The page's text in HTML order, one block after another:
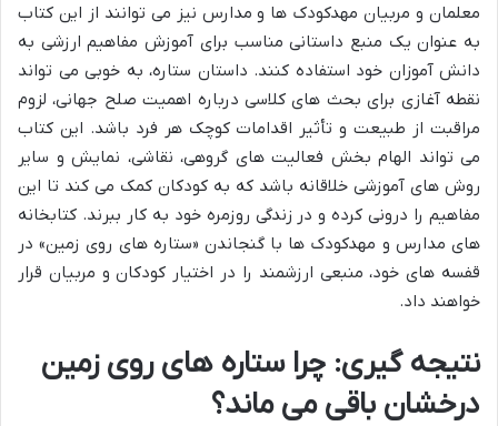
معلمان و مربیان مهدکودک ها و مدارس نیز می توانند از این کتاب
به عنوان یک منبع داستانی مناسب برای آموزش مفاهیم ارزشی به
دانش آموزان خود استفاده کنند. داستان ستاره، به خوبی می تواند
نقطه آغازی برای بحث های کلاسی درباره اهمیت صلح جهانی، لزوم
مراقبت از طبیعت و تأثیر اقدامات کوچک هر فرد باشد. این کتاب
می تواند الهام بخش فعالیت های گروهی، نقاشی، نمایش و سایر
روش های آموزشی خلاقانه باشد که به کودکان کمک می کند تا این
مفاهیم را درونی کرده و در زندگی روزمره خود به کار ببرند. کتابخانه
های مدارس و مهدکودک ها با گنجاندن «ستاره های روی زمین» در
قفسه های خود، منبعی ارزشمند را در اختیار کودکان و مربیان قرار
خواهند داد.
نتیجه گیری: چرا ستاره های روی زمین
درخشان باقی می ماند؟